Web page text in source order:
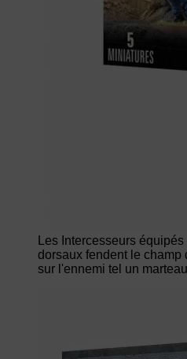
Les Intercesseurs
dorsaux fendent le champ
sur l'ennemi tel un